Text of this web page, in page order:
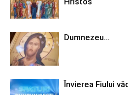
Dumnezeu…
Învierea Fiului